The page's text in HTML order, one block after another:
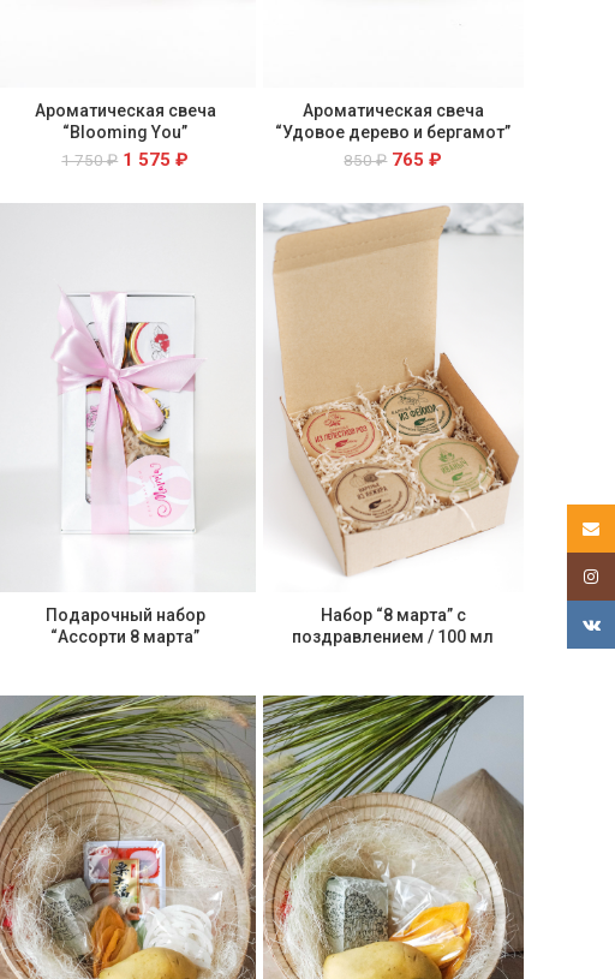
Ароматическая свеча
“Blooming You”
1 750₽ 1 575₽
Ароматическая свеча
“Удовое дерево и бергамот”
850₽ 765₽
Подарочный набор
“Ассорти 8 марта”
Набор “8 марта” с
поздравлением / 100 мл
Email
VK